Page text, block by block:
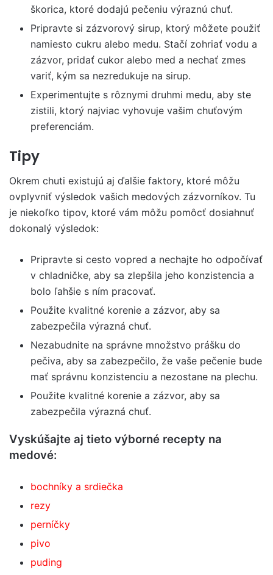
škorica, ktoré dodajú pečeniu výraznú chuť.
Pripravte si zázvorový sirup, ktorý môžete použiť
namiesto cukru alebo medu. Stačí zohriať vodu a
zázvor, pridať cukor alebo med a nechať zmes
variť, kým sa nezredukuje na sirup.
Experimentujte s rôznymi druhmi medu, aby ste
zistili, ktorý najviac vyhovuje vašim chuťovým
preferenciám.
Tipy
Okrem chuti existujú aj ďalšie faktory, ktoré môžu
ovplyvniť výsledok vašich medových zázvorníkov. Tu
je niekoľko tipov, ktoré vám môžu pomôcť dosiahnuť
dokonalý výsledok:
Pripravte si cesto vopred a nechajte ho odpočívať
v chladničke, aby sa zlepšila jeho konzistencia a
bolo ľahšie s ním pracovať.
Použite kvalitné korenie a zázvor, aby sa
zabezpečila výrazná chuť.
Nezabudnite na správne množstvo prášku do
pečiva, aby sa zabezpečilo, že vaše pečenie bude
mať správnu konzistenciu a nezostane na plechu.
Použite kvalitné korenie a zázvor, aby sa
zabezpečila výrazná chuť.
Vyskúšajte aj tieto výborné recepty na
medové:
bochníky a srdiečka
rezy
perníčky
pivo
puding